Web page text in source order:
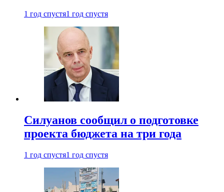
1 год спустя1 год спустя
Силуанов сообщил о подготовке
проекта бюджета на три года
1 год спустя1 год спустя